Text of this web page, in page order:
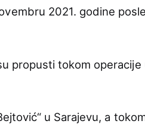
2021. godine
propusti tokom operacije
u Sarajevu, a